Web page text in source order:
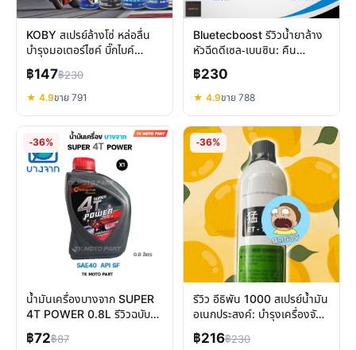
KOBY สเปรย์ล้างโซ่ หล่อลื่น
บำรุงมอเตอร์ไซค์ บิ๊กไบค์
ปลอดภัยต่อยาง คุ้มค่า
฿147฿230
★ 4.9ขาย 791
Bluetecboost รีวิวน้ำยาล้าง
หัวฉีดดีเซล-เบนซิน: คืน
ประสิทธิภาพเครื่องยนต์
฿230
★ 4.9ขาย 788
-36%
น้ำมันเครื่องบางจาก SUPER
4T POWER 0.8L รีวิวฉบับ
เต็ม เลือกใช้ให้คุ้มค่า
฿72฿87
-36%
รีวิว อีธิพัน 1000 สเปรย์น้ำมัน
อเนกประสงค์: บำรุงเครื่องจักร
ให้ทนทาน
฿216฿230